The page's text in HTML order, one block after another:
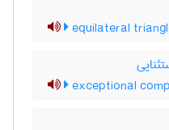
equilateral
exceptional